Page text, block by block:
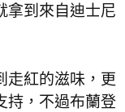
拿到來自迪士尼
走紅的滋味，更
持，不過布蘭登